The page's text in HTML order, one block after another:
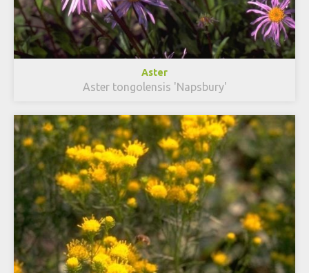
Aster
Aster tongolensis 'Napsbury'